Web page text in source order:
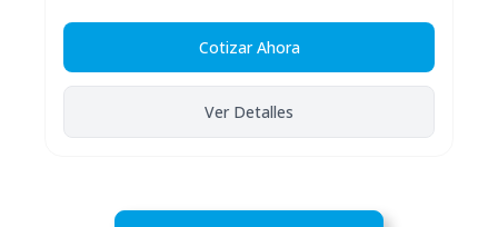
Cotizar Ahora
Ver Detalles